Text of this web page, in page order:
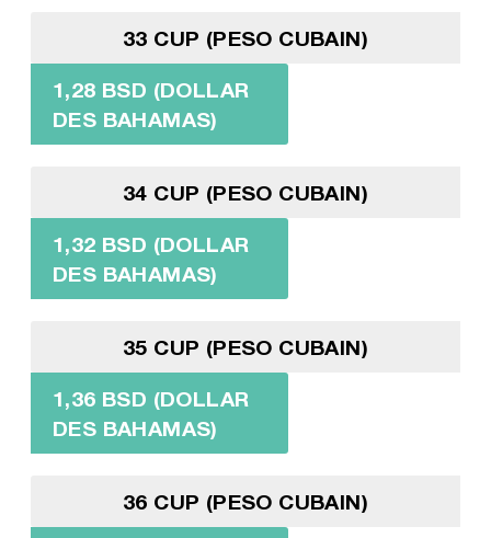
33 CUP (PESO CUBAIN)
1,28 BSD (DOLLAR
DES BAHAMAS)
34 CUP (PESO CUBAIN)
1,32 BSD (DOLLAR
DES BAHAMAS)
35 CUP (PESO CUBAIN)
1,36 BSD (DOLLAR
DES BAHAMAS)
36 CUP (PESO CUBAIN)